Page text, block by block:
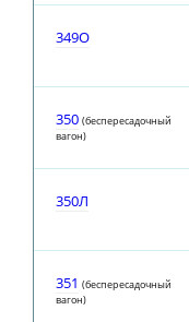
349О
350 (беспересадочный
вагон)
350Л
351 (беспересадочный
вагон)